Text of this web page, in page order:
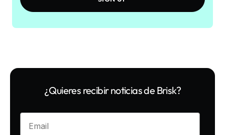
¿Quieres recibir noticias de Brisk?
Enter your email